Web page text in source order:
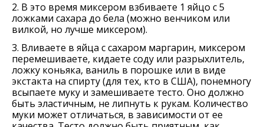
2. В это время миксером взбиваете 1 яйцо с 5
ложками сахара до бела (можно венчиком или
вилкой, но лучше миксером).
3. Вливаете в яйца с сахаром маргарин, миксером
перемешиваете, кидаете соду или разрыхлитель,
ложку коньяка, ваниль в порошке или в виде
экстакта на спирту (для тех, кто в США), понемногу
всыпаете муку и замешиваете тесто. Оно должно
быть эластичным, не липнуть к рукам. Количество
муки может отличаться, в зависимости от ее